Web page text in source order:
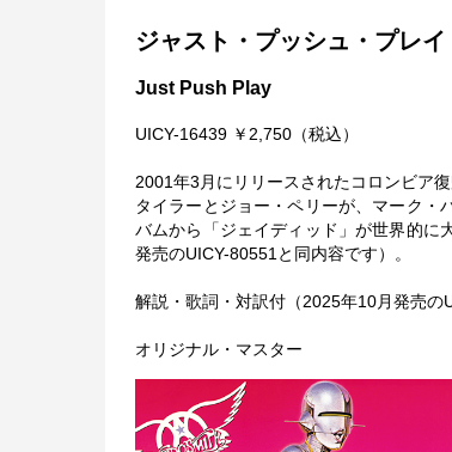
ジャスト・プッシュ・プレイ
Just Push Play
UICY-16439 ￥2,750（税込）
2001年3月にリリースされたコロンビア
タイラーとジョー・ペリーが、マーク・
バムから「ジェイディッド」が世界的に
発売のUICY-80551と同内容です）。
解説・歌詞・対訳付（2025年10月発売の
オリジナル・マスター